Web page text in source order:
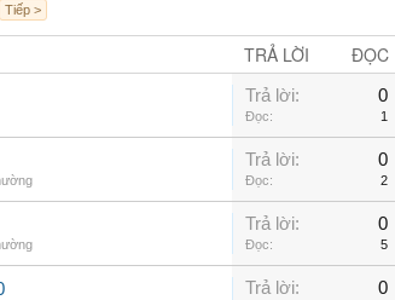
Tiếp >
TRẢ LỜI ĐỌC
Trả lời: 0
Đọc: 1
Trả lời: 0
Đọc: 2
Trả lời: 0
Đọc: 5
Trả lời: 0